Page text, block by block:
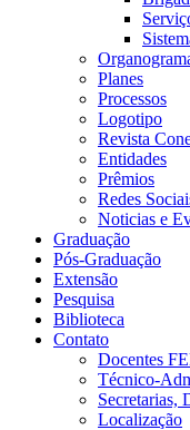
Planes
Processos
Logotipo
Revista
Entidades
Prêmios
Redes
Noticias e
Graduação
Pós-Graduação
Extensão
Pesquisa
Biblioteca
Contato
Docentes
Técnico-
Secretarias,
Localização